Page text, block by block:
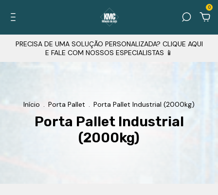
0
PRECISA DE UMA SOLUÇÃO PERSONALIZADA? CLIQUE AQUI
E FALE COM NOSSOS ESPECIALISTAS 📱
Início . Porta Pallet . Porta Pallet Industrial (2000kg)
Porta Pallet Industrial
(2000kg)